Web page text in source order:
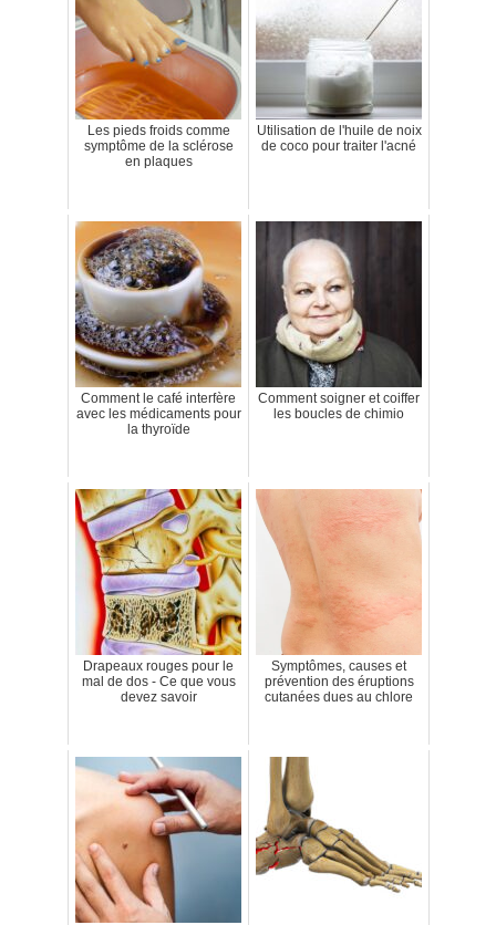
Les pieds froids comme
symptôme de la sclérose
en plaques
Utilisation de l'huile de noix
de coco pour traiter l'acné
Comment le café interfère
avec les médicaments pour
la thyroïde
Comment soigner et coiffer
les boucles de chimio
Drapeaux rouges pour le
mal de dos - Ce que vous
devez savoir
Symptômes, causes et
prévention des éruptions
cutanées dues au chlore